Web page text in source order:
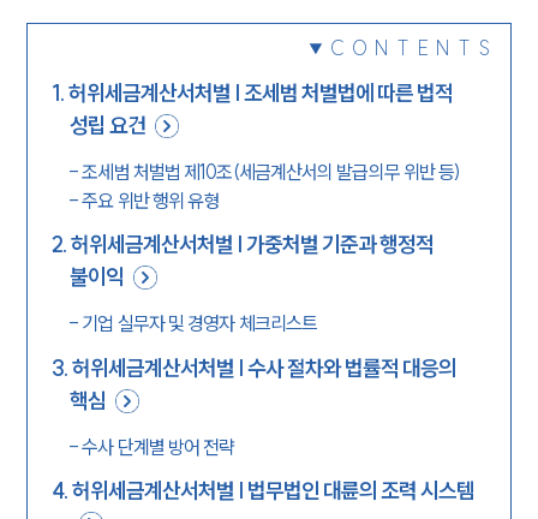
CONTENTS
1.허위세금계산서처벌 | 조세범 처벌법에 따른 법적
성립 요건
-조세범 처벌법 제10조(세금계산서의 발급의무 위반 등)
-주요 위반 행위 유형
2.허위세금계산서처벌 | 가중처벌 기준과 행정적
불이익
- 기업 실무자 및 경영자 체크리스트
3.허위세금계산서처벌 | 수사 절차와 법률적 대응의
핵심
-수사 단계별 방어 전략
4.허위세금계산서처벌 | 법무법인 대륜의 조력 시스템